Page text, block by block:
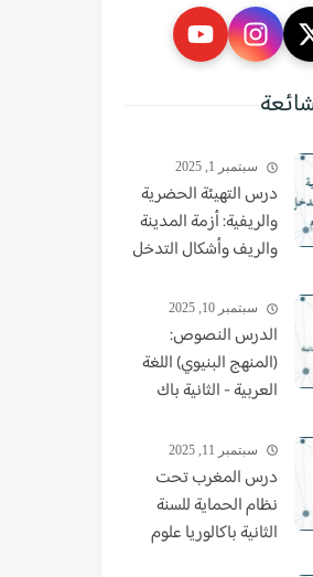
سبتمبر 1, 2025
درس التهيئة الحضرية
والريفية: أزمة المدينة
والريف وأشكال التدخل
علومسبتمبر 10, 2025
الدرس النصوص:
(المنهج البنيوي) اللغة
العربية - الثانية باك
سبتمبر 11, 2025
درس المغرب تحت
نظام الحماية للسنة
الثانية باكالوريا علوم